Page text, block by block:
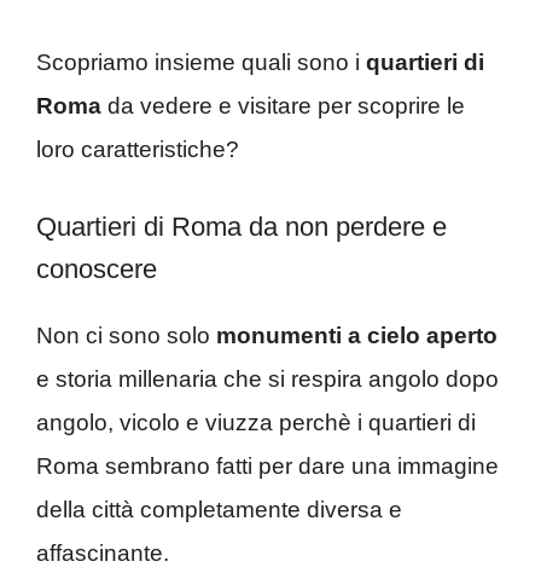
Scopriamo insieme quali sono i quartieri di
Roma da vedere e visitare per scoprire le
loro caratteristiche?
Quartieri di Roma da non perdere e
conoscere
Non ci sono solo monumenti a cielo aperto
e storia millenaria che si respira angolo dopo
angolo, vicolo e viuzza perchè i quartieri di
Roma sembrano fatti per dare una immagine
della città completamente diversa e
affascinante.